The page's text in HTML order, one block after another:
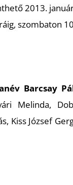
2013.
szombaton
Barcsay
Melinda,
Kiss József